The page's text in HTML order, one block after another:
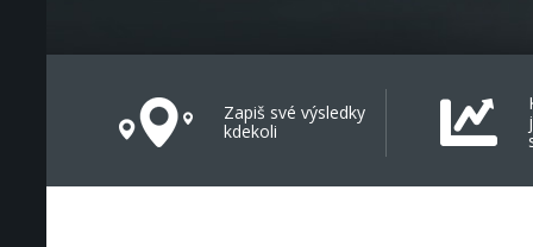
Zapiš své výsledky
kdekoli